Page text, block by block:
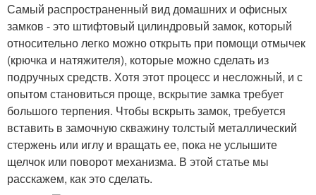
Самый распространенный вид домашних и офисных
замков - это штифтовый цилиндровый замок, который
относительно легко можно открыть при помощи отмычек
(крючка и натяжителя), которые можно сделать из
подручных средств. Хотя этот процесс и несложный, и с
опытом становиться проще, вскрытие замка требует
большого терпения. Чтобы вскрыть замок, требуется
вставить в замочную скважину толстый металлический
стержень или иглу и вращать ее, пока не услышите
щелчок или поворот механизма. В этой статье мы
расскажем, как это сделать.